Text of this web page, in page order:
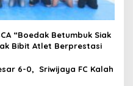
“Boedak Betumbuk Siak
Bibit Atlet Berprestasi
6-0, Sriwijaya FC Kalah